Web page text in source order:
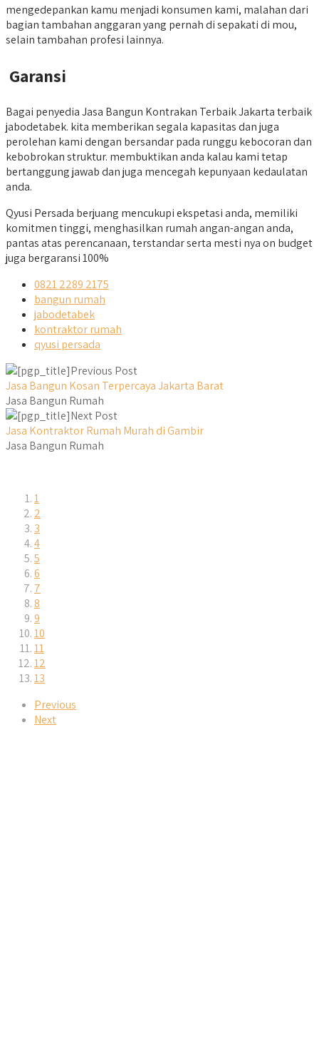
mengedepankan kamu menjadi konsumen kami, malahan dari
bagian tambahan anggaran yang pernah di sepakati di mou,
selain tambahan profesi lainnya.
Garansi
Bagai penyedia Jasa Bangun Kontrakan Terbaik Jakarta terbaik
jabodetabek. kita memberikan segala kapasitas dan juga
perolehan kami dengan bersandar pada runggu kebocoran dan
kebobrokan struktur. membuktikan anda kalau kami tetap
bertanggung jawab dan juga mencegah kepunyaan kedaulatan
anda.
Qyusi Persada berjuang mencukupi ekspetasi anda, memiliki
komitmen tinggi, menghasilkan rumah angan-angan anda,
pantas atas perencanaan, terstandar serta mesti nya on budget
juga bergaransi 100%
0821 2289 2175
bangun rumah
jabodetabek
kontraktor rumah
qyusi persada
Previous Post
Jasa Bangun Kosan Terpercaya Jakarta Barat
Jasa Bangun Rumah
Next Post
Jasa Kontraktor Rumah Murah di Gambir
Jasa Bangun Rumah
1
2
3
4
5
6
7
8
9
10
11
12
13
Previous
Next